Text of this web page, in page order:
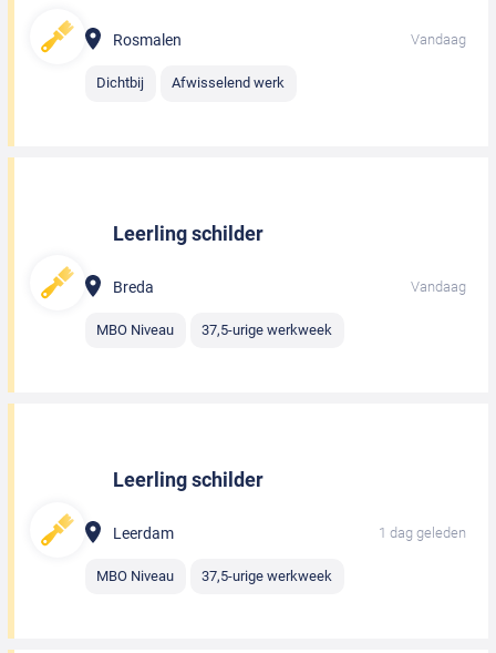
Rosmalen Vandaag
Dichtbij Afwisselend werk
Leerling schilder
Breda Vandaag
MBO Niveau 37,5-urige werkweek
Leerling schilder
Leerdam 1 dag geleden
MBO Niveau 37,5-urige werkweek